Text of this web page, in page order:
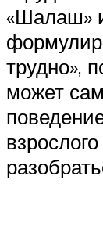
«Шалаш»
трудно»,
может